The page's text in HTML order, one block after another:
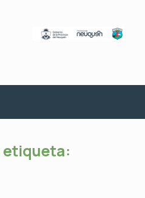
etiqueta: